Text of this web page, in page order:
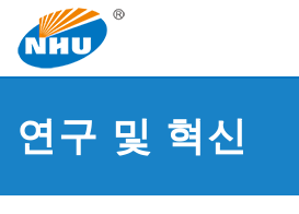
연구 및 혁신